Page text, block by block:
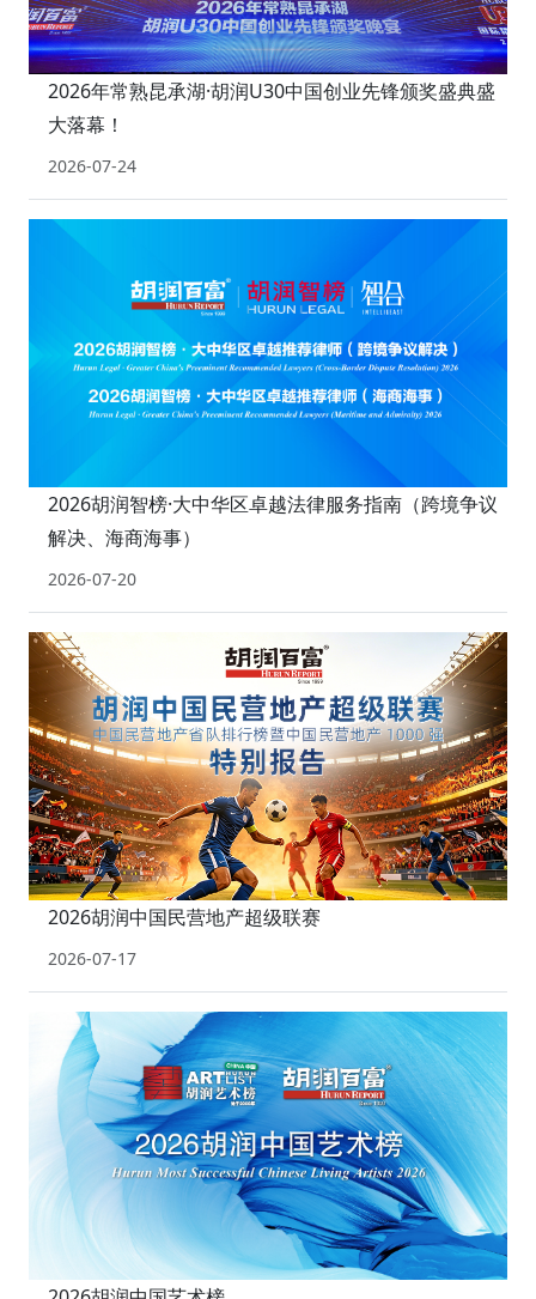
2026年常熟昆承湖·胡润U30中国创业先锋颁奖盛典盛
大落幕！
2026-07-24
2026胡润智榜·大中华区卓越法律服务指南（跨境争议
解决、海商海事）
2026-07-20
2026胡润中国民营地产超级联赛
2026-07-17